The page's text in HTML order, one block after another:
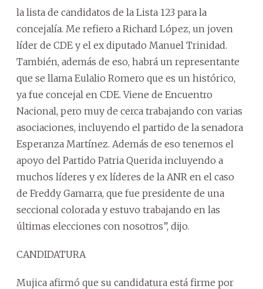
la lista de candidatos de la Lista 123 para la
concejalía. Me refiero a Richard López, un joven
líder de CDE y el ex diputado Manuel Trinidad.
También, además de eso, habrá un representante
que se llama Eulalio Romero que es un histórico,
ya fue concejal en CDE. Viene de Encuentro
Nacional, pero muy de cerca trabajando con varias
asociaciones, incluyendo el partido de la senadora
Esperanza Martínez. Además de eso tenemos el
apoyo del Partido Patria Querida incluyendo a
muchos líderes y ex líderes de la ANR en el caso
de Freddy Gamarra, que fue presidente de una
seccional colorada y estuvo trabajando en las
últimas elecciones con nosotros”, dijo.
CANDIDATURA
Mujica afirmó que su candidatura está firme por